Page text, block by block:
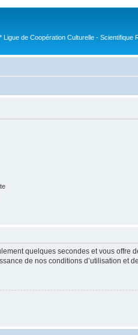
de Coopération Culturelle - Scientifique
quelques secondes et vous
de nos conditions d’utilisation